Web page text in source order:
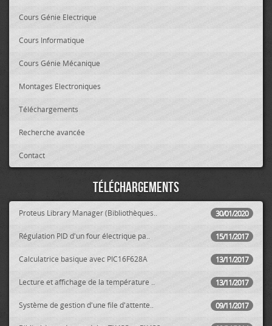
Cours Génie Electrique
Cours Informatique
Cours Génie Mécanique
Montages Electroniques
Téléchargements
Recherche avancée
Contact
Téléchargements
30/01/2020
Proteus Library Manager (Bibliothèques..
15/11/2017
Régulation PID d'un four électrique pa..
13/11/2017
Calculatrice basique avec PIC16F628A
13/11/2017
Lecture et affichage de la température ..
09/11/2017
Système de gestion d'une file d'attente..